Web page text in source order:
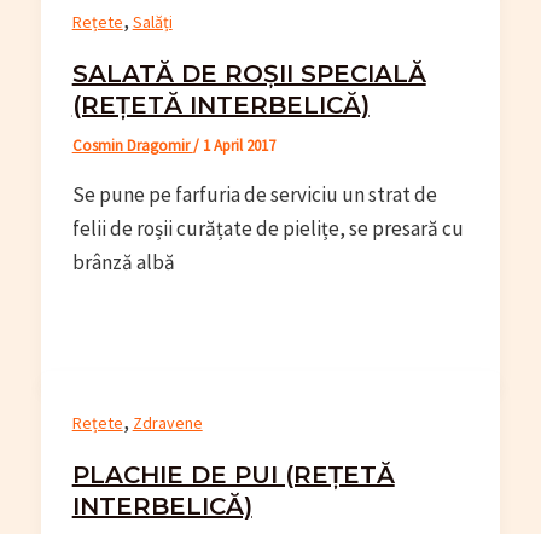
Rețete, Salăți
SALATĂ DE ROȘII SPECIALĂ
(REȚETĂ INTERBELICĂ)
Cosmin Dragomir/ 1 April 2017
Se pune pe farfuria de serviciu un strat de
felii de roșii curățate de pielițe, se presară cu
brânză albă
Rețete, Zdravene
PLACHIE DE PUI (REȚETĂ
INTERBELICĂ)